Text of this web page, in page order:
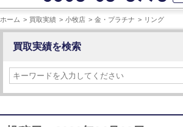
ホーム 買取実績 小牧店 金・プラチナ リング
買取実績を検索